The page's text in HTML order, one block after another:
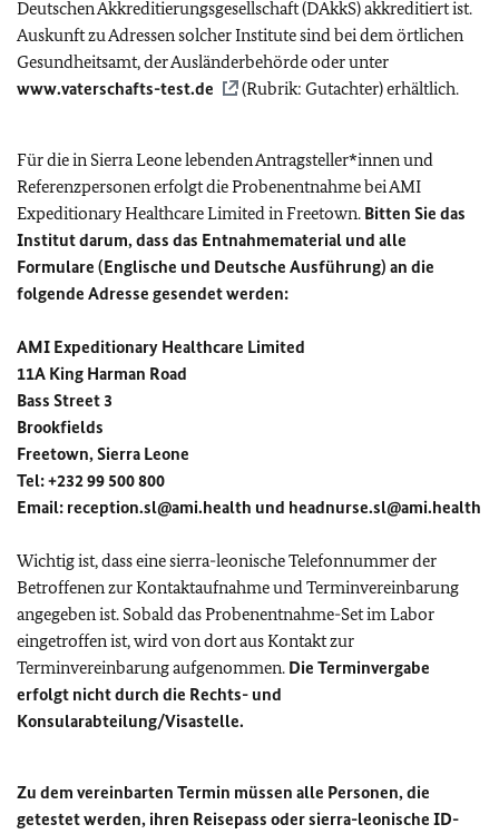
Deutschen Akkreditierungsgesellschaft (DAkkS) akkreditiert ist.
Auskunft zu Adressen solcher Institute sind bei dem örtlichen
Gesundheitsamt, der Ausländerbehörde oder unter
www.vaterschafts-test.de
(Rubrik: Gutachter) erhältlich.
Für die in Sierra Leone lebenden Antragsteller*innen und
Referenzpersonen erfolgt die Probenentnahme bei AMI
Expeditionary Healthcare Limited in Freetown. Bitten Sie das
Institut darum, dass das Entnahmematerial und alle
Formulare (Englische und Deutsche Ausführung) an die
folgende Adresse gesendet werden:
AMI Expeditionary Healthcare Limited
11A King Harman Road
Bass Street 3
Brookfields
Freetown, Sierra Leone
Tel: +232 99 500 800
Email: reception.sl@ami.health und headnurse.sl@ami.health
Wichtig ist, dass eine sierra-leonische Telefonnummer der
Betroffenen zur Kontaktaufnahme und Terminvereinbarung
angegeben ist. Sobald das Probenentnahme-Set im Labor
eingetroffen ist, wird von dort aus Kontakt zur
Terminvereinbarung aufgenommen. Die Terminvergabe
erfolgt nicht durch die Rechts- und
Konsularabteilung/Visastelle.
Zu dem vereinbarten Termin müssen alle Personen, die
getestet werden, ihren Reisepass oder sierra-leonische ID-